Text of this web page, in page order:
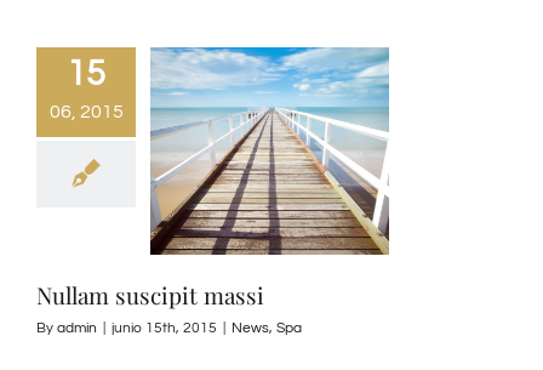
15
06, 2015
Nullam suscipit massi
By admin junio 15th, 2015 News, Spa